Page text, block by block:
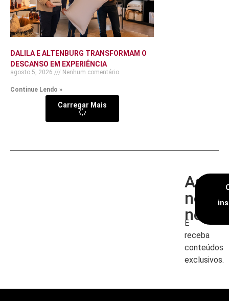
DALILA E ALTENBURG TRANSFORMAM O
DESCANSO EM EXPERIÊNCIA
agosto 5, 2026 Nenhum comentário
Continue Lendo »
Carregar Mais
nossa
E
receba
conteúdos
exclusivos.